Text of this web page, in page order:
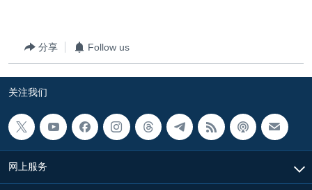
关注新疆
其他语言网站
分享 Follow us
关注我们
网上服务